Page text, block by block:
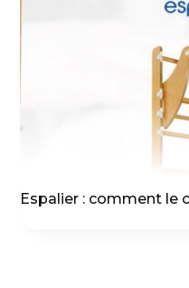
Espalier : comment le